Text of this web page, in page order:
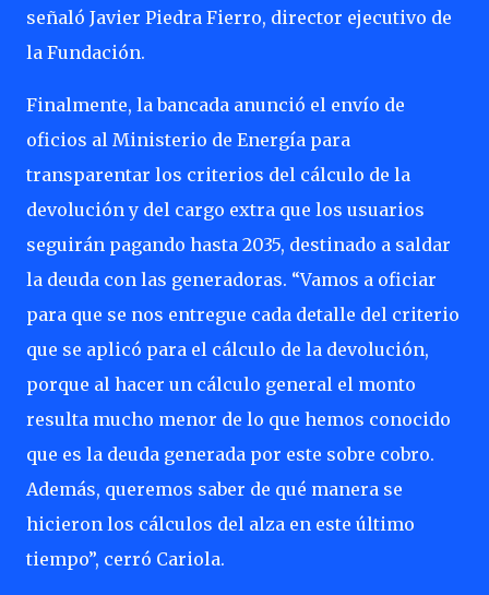
señaló Javier Piedra Fierro, director ejecutivo de
la Fundación.
Finalmente, la bancada anunció el envío de
oficios al Ministerio de Energía para
transparentar los criterios del cálculo de la
devolución y del cargo extra que los usuarios
seguirán pagando hasta 2035, destinado a saldar
la deuda con las generadoras. “Vamos a oficiar
para que se nos entregue cada detalle del criterio
que se aplicó para el cálculo de la devolución,
porque al hacer un cálculo general el monto
resulta mucho menor de lo que hemos conocido
que es la deuda generada por este sobre cobro.
Además, queremos saber de qué manera se
hicieron los cálculos del alza en este último
tiempo”, cerró Cariola.